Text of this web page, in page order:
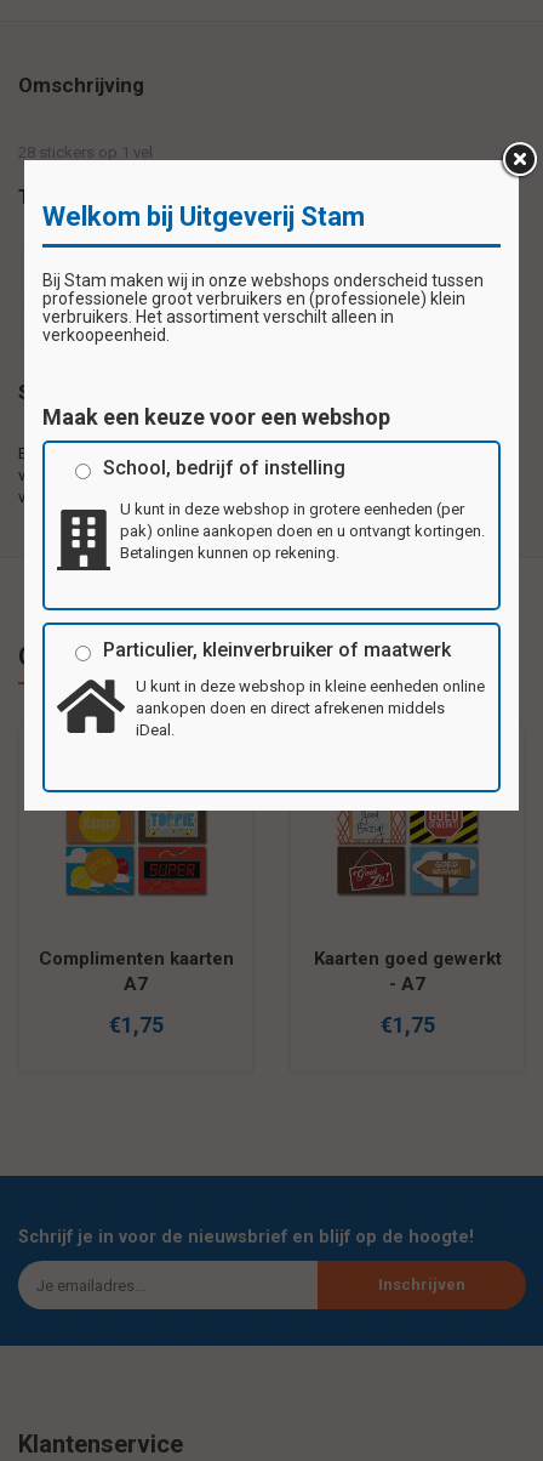
Omschrijving
28 stickers op 1 vel
Tags
beloningssticker beloningsstickers schoolsticker
schoolstickers stickervel
Specificaties
Beloningsstickers 28
verschillende motieven per
vel
Zelfklevende plaatjes gedrukt op 1e kwaliteit
Gerelateerde producten
Kaarten goed gewerkt
€1,75
Stickers agenda met
quotes en emoji's
€1,25
Schrijf je in voor de nieuwsbrief en blijf op de hoogte!
Inschrijven
Klantenservice
Welkom bij Uitgeverij Stam
Bij Stam maken wij in onze webshops onderscheid tussen
professionele groot verbruikers en (professionele) klein
verbruikers. Het assortiment verschilt alleen in
verkoopeenheid.
Maak een keuze voor een webshop
School, bedrijf of instelling
U kunt in deze webshop in grotere eenheden (per
pak) online aankopen doen en u ontvangt kortingen.
Betalingen kunnen op rekening.
Particulier, kleinverbruiker of maatwerk
U kunt in deze webshop in kleine eenheden online
aankopen doen en direct afrekenen middels
iDeal.